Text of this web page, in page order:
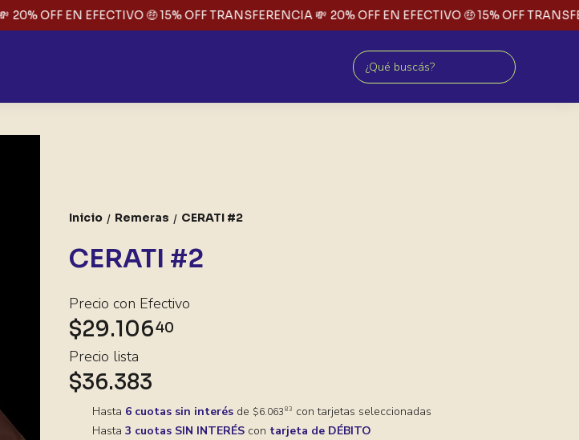
20% OFF EN EFECTIVO 🤑 15% OFF TRANSFERENCIA 💸 20% OFF EN EFECTIVO 🤑 15% OFF
Inicio / Remeras / CERATI #2
CERATI #2
Precio con Efectivo
$29.10640
Precio lista
$36.383
Hasta 6 cuotas sin interés de $6.063 83 con tarjetas seleccionadas
Hasta3 cuotas SIN INTERÉS con tarjeta de DÉBITO